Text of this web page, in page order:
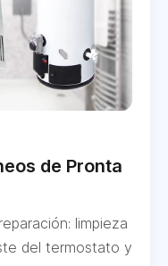
de Pronta
limpieza
del termostato y